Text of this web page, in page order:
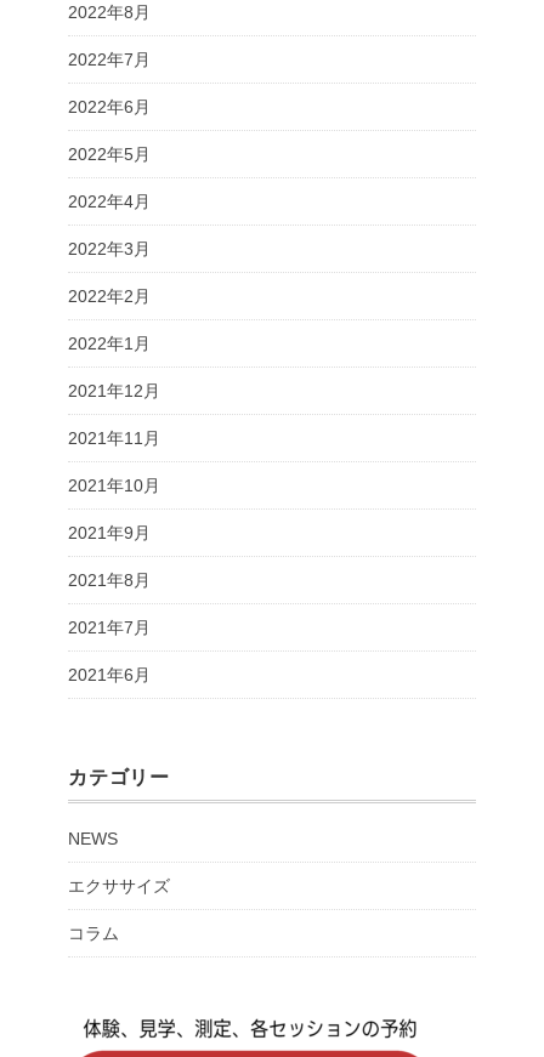
2022年8月
2022年7月
2022年6月
2022年5月
2022年4月
2022年3月
2022年2月
2022年1月
2021年12月
2021年11月
2021年10月
2021年9月
2021年8月
2021年7月
2021年6月
カテゴリー
NEWS
エクササイズ
コラム